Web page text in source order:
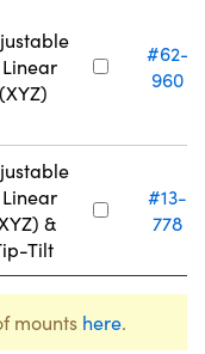
(XYZ)
#62-
960
&
Tilt
#13-
778
mounts here.